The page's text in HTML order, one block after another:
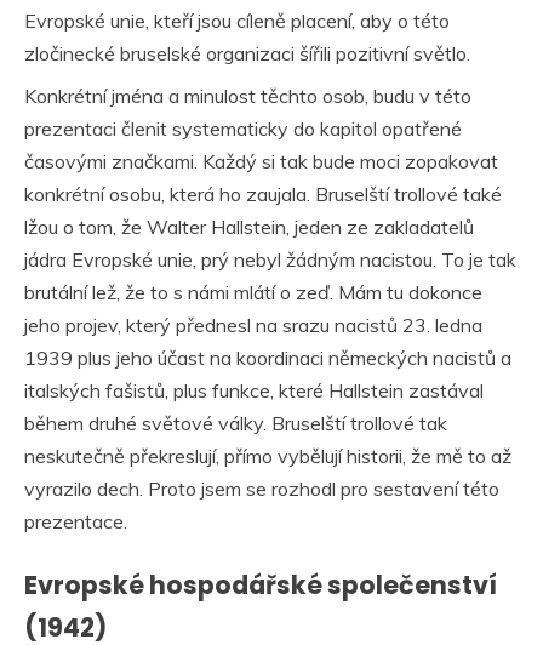
Evropské unie, kteří jsou cíleně placení, aby o této
zločinecké bruselské organizaci šířili pozitivní světlo.
Konkrétní jména a minulost těchto osob, budu v této
prezentaci členit systematicky do kapitol opatřené
časovými značkami. Každý si tak bude moci zopakovat
konkrétní osobu, která ho zaujala. Bruselští trollové také
lžou o tom, že Walter Hallstein, jeden ze zakladatelů
jádra Evropské unie, prý nebyl žádným nacistou. To je tak
brutální lež, že to s námi mlátí o zeď. Mám tu dokonce
jeho projev, který přednesl na srazu nacistů 23. ledna
1939 plus jeho účast na koordinaci německých nacistů a
italských fašistů, plus funkce, které Hallstein zastával
během druhé světové války. Bruselští trollové tak
neskutečně překreslují, přímo vybělují historii, že mě to až
vyrazilo dech. Proto jsem se rozhodl pro sestavení této
prezentace.
Evropské hospodářské společenství
(1942)